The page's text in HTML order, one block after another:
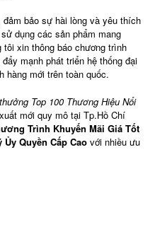
bảo sự hài lòng và yêu thích
dụng các sản phẩm mang
tôi xin thông báo chương trình
mạnh phát triển hệ thống đại
hàng mới trên toàn quốc.
Top 100 Thương Hiệu Nổi
mới quy mô tại Tp.Hồ Chí
Trình Khuyến Mãi Giá Tốt
Ủy Quyền Cấp Cao với nhiều ưu